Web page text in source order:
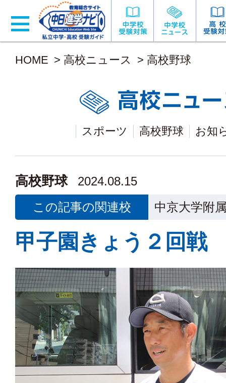
HOME > 高校ニュース > 高校野球
スポーツ 高校野球 お知
高校野球
2024.08.15
この記事の関連校
中京大学附
甲子園きょう２回戦